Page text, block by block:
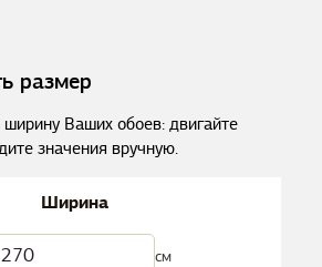
размер
Ваших обоев: двигайте
значения вручную.
Ширина
см